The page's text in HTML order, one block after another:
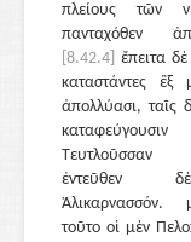
πλείους τῶν
πανταχόθεν
[8.42.4] ἔπειτα
καταστάντες ἓξ
ἀπολλύασι, ταῖς
ἐντεῦθεν
τοῦτο οἱ μὲν